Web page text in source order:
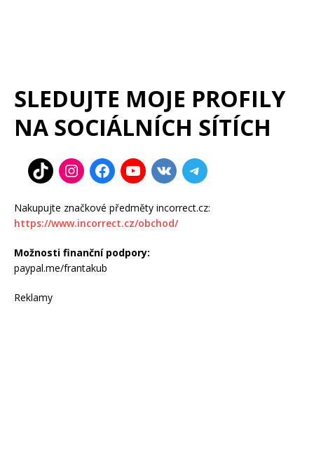
SLEDUJTE MOJE PROFILY
NA SOCIÁLNÍCH SÍTÍCH
Nakupujte značkové předměty incorrect.cz:
https://www.incorrect.cz/obchod/
Možnosti finanční podpory:
paypal.me/frantakub
Reklamy